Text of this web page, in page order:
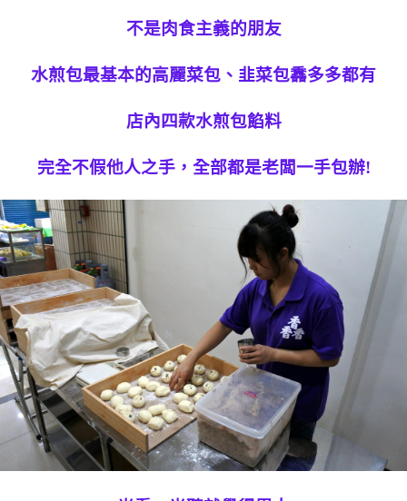
不是肉食主義的朋友
水煎包最基本的高麗菜包、韭菜包馫多多都有
店內四款水煎包餡料
完全不假他人之手，全部都是老闆一手包辦!